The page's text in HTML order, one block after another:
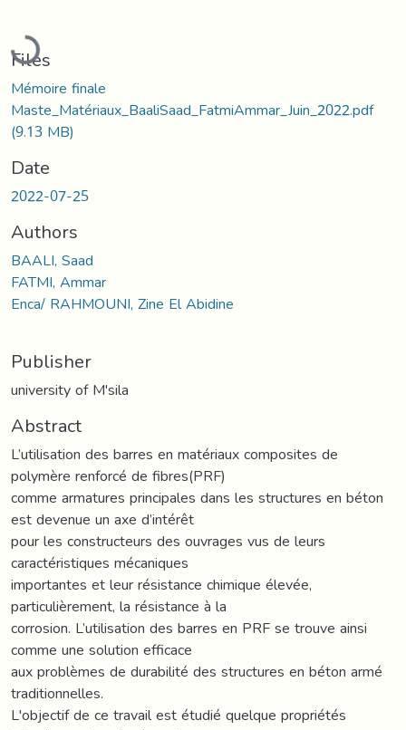
Loading...
Files
Mémoire finale
Maste_Matériaux_BaaliSaad_FatmiAmmar_Juin_2022.pdf
(9.13 MB)
Date
2022-07-25
Authors
BAALI, Saad
FATMI, Ammar
Enca/ RAHMOUNI, Zine El Abidine
Publisher
university of M'sila
Abstract
L’utilisation des barres en matériaux composites de
polymère renforcé de fibres(PRF)
comme armatures principales dans les structures en béton
est devenue un axe d’intérêt
pour les constructeurs des ouvrages vus de leurs
caractéristiques mécaniques
importantes et leur résistance chimique élevée,
particulièrement, la résistance à la
corrosion. L’utilisation des barres en PRF se trouve ainsi
comme une solution efficace
aux problèmes de durabilité des structures en béton armé
traditionnelles.
L'objectif de ce travail est étudié quelque propriétés